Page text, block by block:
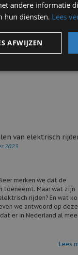
in ons aanbod, die
terecht voor onder
aanbod
ons
van elektrisch
2023
merken we dat de
toeneemt. Maar wat zijn
rijden? En wat
we antwoord op deze
er in Nederland al
Lees
andere informatie
hun diensten. Lees
AFWIJZEN